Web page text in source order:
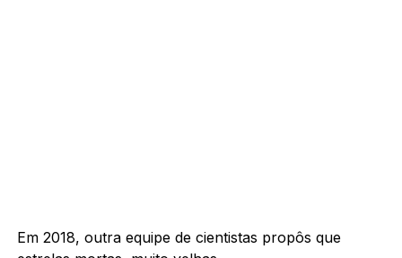
Em 2018, outra equipe de cientistas propôs que